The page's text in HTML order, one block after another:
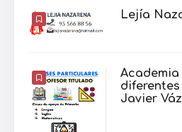
Lejía
Javier